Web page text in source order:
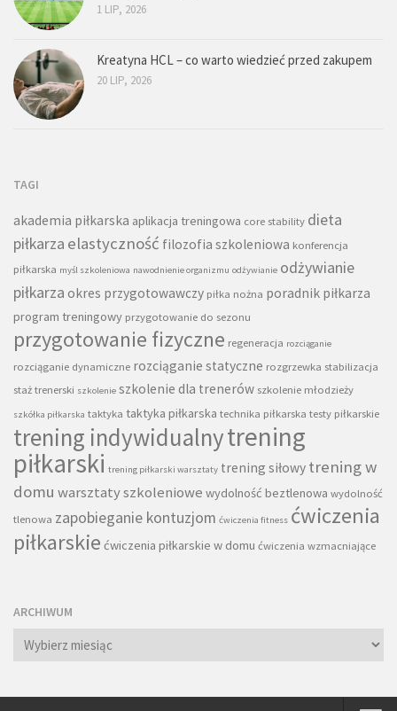
1 LIP, 2026
Kreatyna HCL – co warto wiedzieć przed zakupem
20 LIP, 2026
TAGI
akademia piłkarska aplikacja treningowa core stability dieta
piłkarza elastyczność filozofia szkoleniowa konferencja
piłkarska myśl szkoleniowa nawodnienie organizmu odżywianie odżywianie
piłkarza okres przygotowawczy piłka nożna poradnik piłkarza
program treningowy przygotowanie do sezonu
przygotowanie fizyczne regeneracja rozciąganie
rozciąganie dynamiczne rozciąganie statyczne rozgrzewka stabilizacja
staż trenerski szkolenie szkolenie dla trenerów szkolenie młodzieży
szkółka piłkarska taktyka taktyka piłkarska technika piłkarska testy piłkarskie
trening indywidualnytrening
piłkarski trening piłkarski warsztaty trening siłowy trening w
domu warsztaty szkoleniowe wydolność beztlenowa wydolność
tlenowa zapobieganie kontuzjom ćwiczenia fitness ćwiczenia
piłkarskie ćwiczenia piłkarskie w domu ćwiczenia wzmacniające
ARCHIWUM
Archiwum